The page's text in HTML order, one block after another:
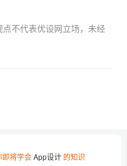
不代表优设网立场， 未经
即将学会App设计 的知识